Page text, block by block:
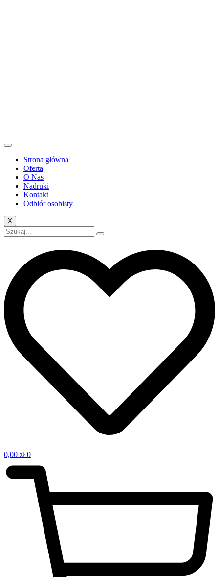
Strona główna
Oferta
O Nas
Nadruki
Kontakt
Odbiór osobisty
X
0,00 zł 0